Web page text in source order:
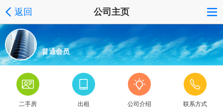
返回 公司主页
普通会员
二手房 出租 公司介绍 联系方式